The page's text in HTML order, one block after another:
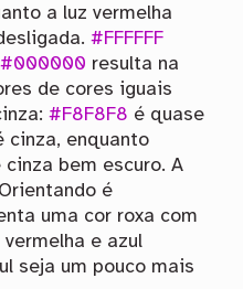
a luz vermelha
#FFFFFF
#000000 resulta na
de cores iguais
#F8F8F8 é quase
cinza, enquanto
bem escuro. A
é
uma cor roxa com
e azul
seja um pouco mais